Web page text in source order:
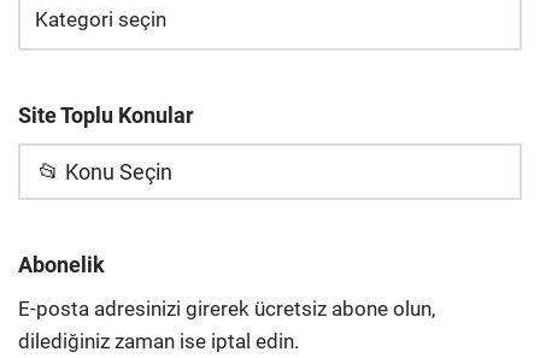
Site Toplu Konular
📂 Konu Seçin
Abonelik
E-posta adresinizi girerek ücretsiz abone olun,
dilediğiniz zaman ise iptal edin.